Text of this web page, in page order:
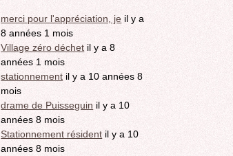
merci pour l'appréciation, je il y a
8 années 1 mois
Village zéro déchet il y a 8
années 1 mois
stationnement il y a 10 années 8
mois
drame de Puisseguin il y a 10
années 8 mois
Stationnement résident il y a 10
années 8 mois